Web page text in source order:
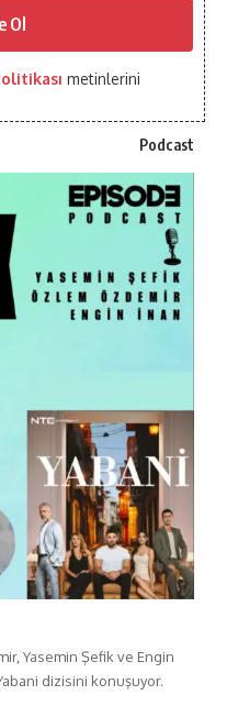
Ol
metinlerini
Podcast
Yasemin Şefik ve Engin
dizisini konuşuyor.